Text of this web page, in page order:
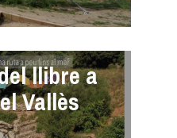
llibre a
Vallès